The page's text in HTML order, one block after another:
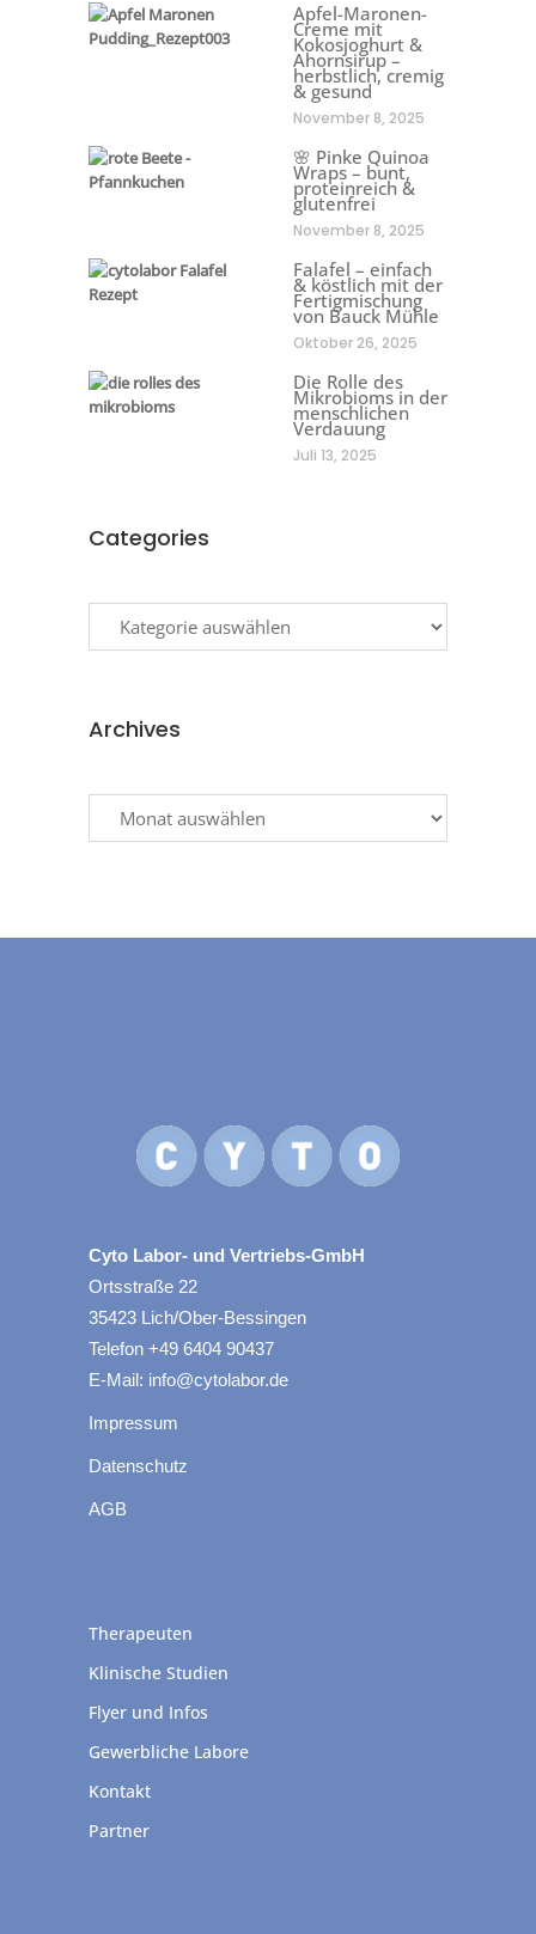
Apfel-Maronen-
Creme mit
Kokosjoghurt &
Ahornsirup –
herbstlich, cremig
& gesund
November 8, 2025
🌸 Pinke Quinoa
Wraps – bunt,
proteinreich &
glutenfrei
November 8, 2025
Falafel – einfach
& köstlich mit der
Fertigmischung
von Bauck Mühle
Oktober 26, 2025
Die Rolle des
Mikrobioms in der
menschlichen
Verdauung
Juli 13, 2025
Categories
Archives
Cyto Labor- und Vertriebs-GmbH
Ortsstraße 22
35423 Lich/Ober-Bessingen
Telefon +49 6404 90437
E-Mail: info@cytolabor.de
Impressum
Datenschutz
AGB
Therapeuten
Klinische Studien
Flyer und Infos
Gewerbliche Labore
Kontakt
Partner